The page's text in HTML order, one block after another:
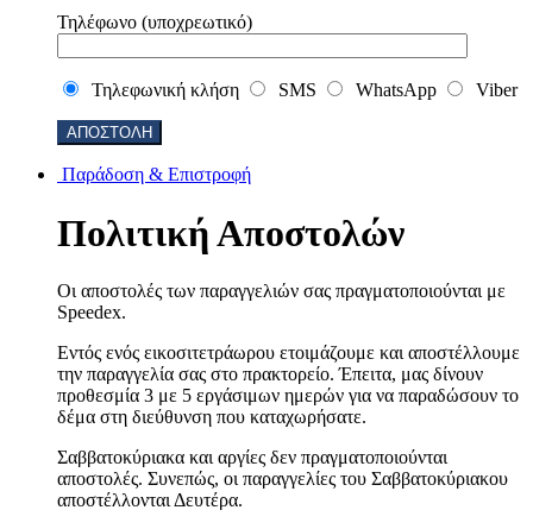
Τηλέφωνο (υποχρεωτικό)
Τηλεφωνική κλήση SMS WhatsApp Viber
Παράδοση & Επιστροφή
Πολιτική Αποστολών
Οι αποστολές των παραγγελιών σας πραγματοποιούνται με
Speedex.
Εντός ενός εικοσιτετράωρου ετοιμάζουμε και αποστέλλουμε
την παραγγελία σας στο πρακτορείο. Έπειτα, μας δίνουν
προθεσμία 3 με 5 εργάσιμων ημερών για να παραδώσουν το
δέμα στη διεύθυνση που καταχωρήσατε.
Σαββατοκύριακα και αργίες δεν πραγματοποιούνται
αποστολές. Συνεπώς, οι παραγγελίες του Σαββατοκύριακου
αποστέλλονται Δευτέρα.